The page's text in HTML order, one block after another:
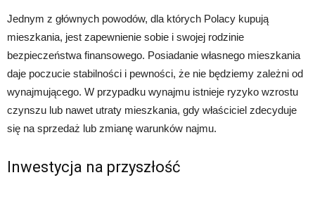
Jednym z głównych powodów, dla których Polacy kupują
mieszkania, jest zapewnienie sobie i swojej rodzinie
bezpieczeństwa finansowego. Posiadanie własnego mieszkania
daje poczucie stabilności i pewności, że nie będziemy zależni od
wynajmującego. W przypadku wynajmu istnieje ryzyko wzrostu
czynszu lub nawet utraty mieszkania, gdy właściciel zdecyduje
się na sprzedaż lub zmianę warunków najmu.
Inwestycja na przyszłość